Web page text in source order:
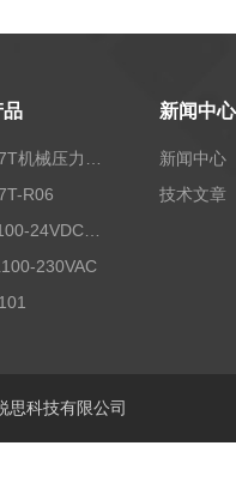
R06
WM1L100-24VDC/T5X
230VAC
新闻中心
新闻中心
技术文章
科技有限公司